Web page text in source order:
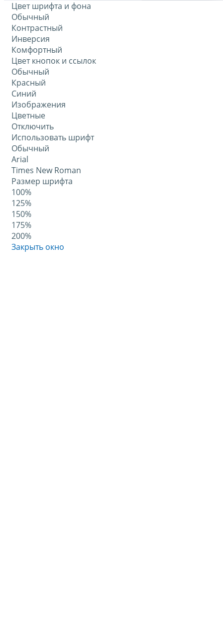
Цвет шрифта и фона
Обычный
Контрастный
Инверсия
Комфортный
Цвет кнопок и ссылок
Обычный
Красный
Синий
Изображения
Цветные
Отключить
Использовать шрифт
Обычный
Arial
Times New Roman
Размер шрифта
100%
125%
150%
175%
200%
Закрыть окно